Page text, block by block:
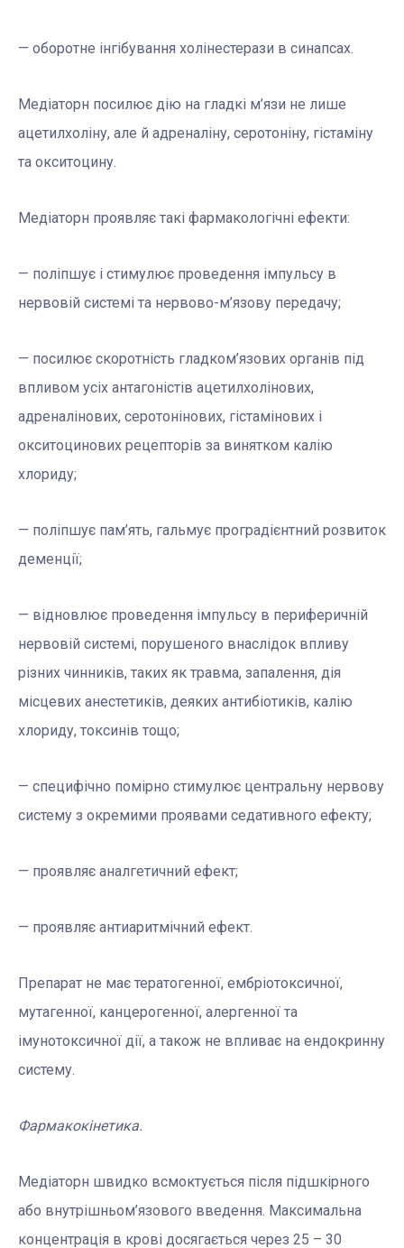
— оборотне інгібування холінестерази в синапсах.
Медіаторн посилює дію на гладкі м’язи не лише
ацетилхоліну, але й адреналіну, серотоніну, гістаміну
та окситоцину.
Медіаторн проявляє такі фармакологічні ефекти:
— поліпшує і стимулює проведення імпульсу в
нервовій системі та нервово-м’язову передачу;
— посилює скоротність гладком’язових органів під
впливом усіх антагоністів ацетилхолінових,
адреналінових, серотонінових, гістамінових і
окситоцинових рецепторів за винятком калію
хлориду;
— поліпшує пам’ять, гальмує проградієнтний розвиток
деменції;
— відновлює проведення імпульсу в периферичній
нервовій системі, порушеного внаслідок впливу
різних чинників, таких як травма, запалення, дія
місцевих анестетиків, деяких антибіотиків, калію
хлориду, токсинів тощо;
— специфічно помірно стимулює центральну нервову
систему з окремими проявами седативного ефекту;
— проявляє аналгетичний ефект;
— проявляє антиаритмічний ефект.
Препарат не має тератогенної, ембріотоксичної,
мутагенної, канцерогенної, алергенної та
імунотоксичної дії, а також не впливає на ендокринну
систему.
Фармакокінетика.
Медіаторн швидко всмоктується після підшкірного
або внутрішньом’язового введення. Максимальна
концентрація в крові досягається через 25 – 30